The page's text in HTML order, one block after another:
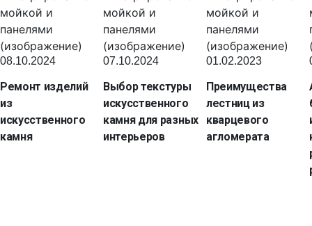
08.10.2024
Ремонт изделий
из
искусственного
камня
07.10.2024
Выбор текстуры
искусственного
камня для разных
интерьеров
01.02.2023
Преимущества
лестниц из
кварцевого
агломерата